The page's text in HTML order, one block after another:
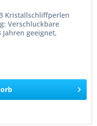
Kristallschliffperlen
Verschluckbare
geeignet,